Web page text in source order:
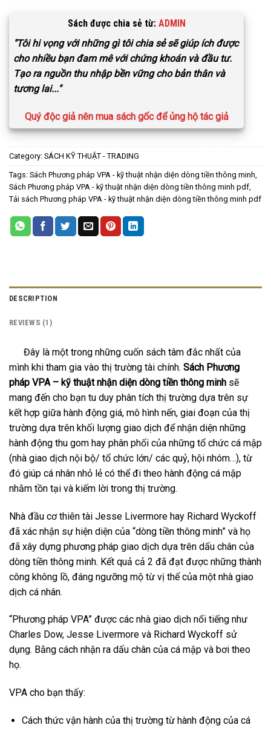
Sách được chia sẻ từ: ADMIN
"Tôi hi vọng với những gì tôi chia sẻ sẽ giúp ích được
cho nhiều bạn đam mê với chứng khoán và đầu tư.
Tạo ra nguồn thu nhập bền vững cho bản thân và
tương lai..."
Quý độc giả nên mua sách gốc để ủng hộ tác giả
Category: SÁCH KỸ THUẬT - TRADING
Tags: Sách Phương pháp VPA - kỹ thuật nhận diện dòng tiền thông minh
Sách Phương pháp VPA - kỹ thuật nhận diện dòng tiền thông minh pdf
Tải sách Phương pháp VPA - kỹ thuật nhận diện dòng tiền thông minh pdf
DESCRIPTION
REVIEWS (1)
Đây là một trong những cuốn sách tâm đắc nhất của
mình khi tham gia vào thị trường tài chính. Sách Phương
pháp VPA – kỹ thuật nhận diện dòng tiền thông minh sẽ
mang đến cho bạn tu duy phân tích thị trường dựa trên sự
kết hợp giữa hành động giá, mô hình nến, giai đoạn của thị
trường dựa trên khối lượng giao dịch để nhận diện những
hành động thu gom hay phân phối của những tổ chức cá mập
(nhà giao dịch nội bộ/ tổ chức lớn/ các quỷ, hội nhóm…), từ
đó giúp cá nhân nhỏ lẻ có thể đi theo hành động cá mập
nhằm tồn tại và kiếm lời trong thị trường.
Nhà đầu cơ thiên tài Jesse Livermore hay Richard Wyckoff
đã xác nhận sự hiện diện của “dòng tiền thông minh” và họ
đã xây dựng phương pháp giao dịch dựa trên dấu chân của
dòng tiền thông minh. Kết quả cả 2 đã đạt được những thành
công không lồ, đáng ngưỡng mộ từ vị thế của một nhà giao
dịch cá nhân.
“Phương pháp VPA” được các nhà giao dịch nổi tiếng như
Charles Dow, Jesse Livermore và Richard Wyckoff sử
dụng. Bằng cách nhận ra dấu chân của cá mập và bơi theo
họ.
VPA cho bạn thấy:
Cách thức vận hành của thị trường từ hành động của cá